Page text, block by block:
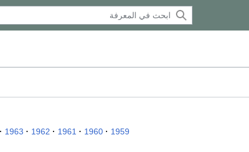
1959
1960
1961
1962
1963